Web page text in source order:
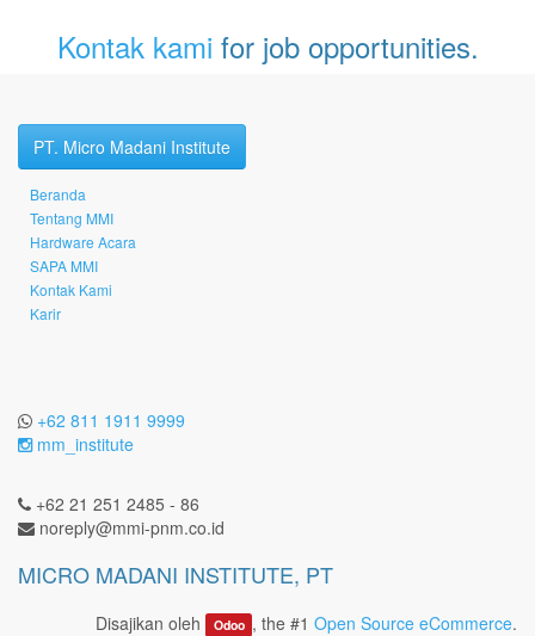
Kontak kami for job opportunities.
PT. Micro Madani Institute
Beranda
Tentang MMI
Hardware Acara
SAPA MMI
Kontak Kami
Karir
+62 811 1911 9999
mm_institute
+62 21 251 2485 - 86
noreply@mmi-pnm.co.id
MICRO MADANI INSTITUTE, PT
Disajikan oleh Odoo , the #1 Open Source eCommerce.